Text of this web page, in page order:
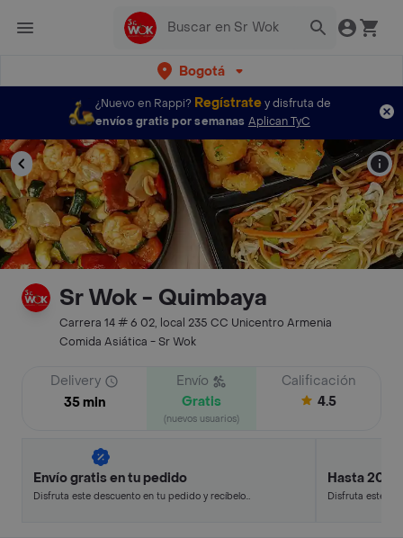
Bogotá
¿Nuevo en Rappi? Regístratey disfruta de
envíos gratis por semanas Aplican TyC
Sr Wok - Quimbaya
Carrera 14 # 6 02, local 235 CC Unicentro Armenia
Comida Asiática - Sr Wok
Delivery
35 min
Envío
Gratis
(nuevos usuarios)
Calificación
4.5
Envío gratis en tu pedido
Disfruta este descuento en tu pedido y recíbelo
Hasta 20%
Disfruta este